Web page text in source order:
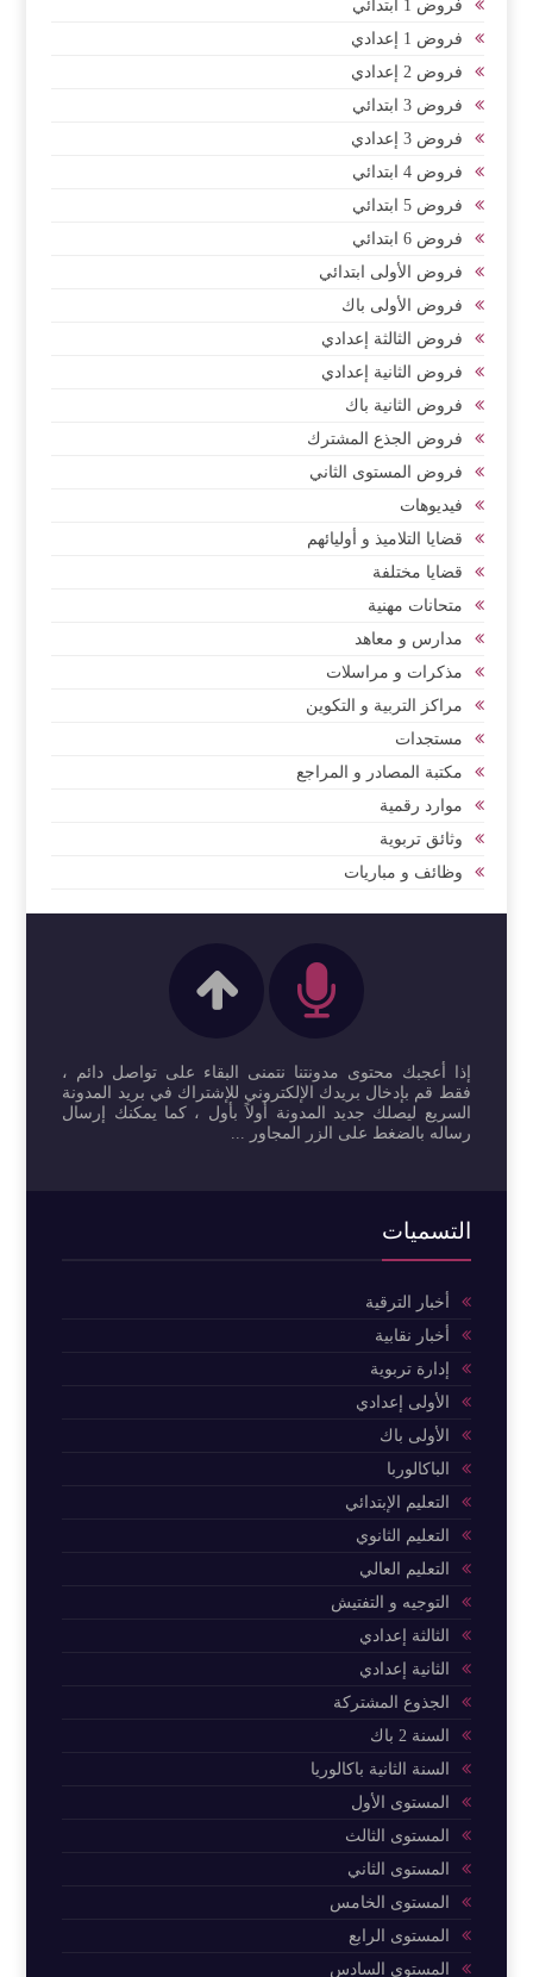
فروض 1 ابتدائي
فروض 1 إعدادي
فروض 2 إعدادي
فروض 3 ابتدائي
فروض 3 إعدادي
فروض 4 ابتدائي
فروض 5 ابتدائي
فروض 6 ابتدائي
فروض الأولى ابتدائي
فروض الأولى باك
فروض الثالثة إعدادي
فروض الثانية إعدادي
فروض الثانية باك
فروض الجذع المشترك
فروض المستوى الثاني
فيديوهات
قضايا التلاميذ و أوليائهم
قضايا مختلفة
متحانات مهنية
مدارس و معاهد
مذكرات و مراسلات
مراكز التربية و التكوين
مستجدات
مكتبة المصادر و المراجع
موارد رقمية
وثائق تربوية
وظائف و مباريات
إذا أعجبك محتوى مدونتنا نتمنى البقاء على تواصل دائم ،
فقط قم بإدخال بريدك الإلكتروني للإشتراك في بريد المدونة
السريع ليصلك جديد المدونة أولاً بأول ، كما يمكنك إرسال
رساله بالضغط على الزر المجاور ...
التسميات
أخبار الترقية
أخبار نقابية
إدارة تربوية
الأولى إعدادي
الأولى باك
الباكالوربا
التعليم الإبتدائي
التعليم الثانوي
التعليم العالي
التوجيه و التفتيش
الثالثة إعدادي
الثانية إعدادي
الجذوع المشتركة
السنة 2 باك
السنة الثانية باكالوريا
المستوى الأول
المستوى الثالث
المستوى الثاني
المستوى الخامس
المستوى الرابع
المستوى السادس